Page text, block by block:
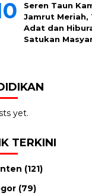
Seren Taun
Jamrut Meriah,
Adat dan
Satukan
yet.
TERKINI
(121)
(79)